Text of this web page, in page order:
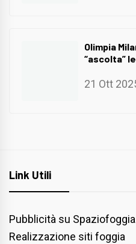
Olimpia
“ascolta”
21 Ott
Link Utili
Pubblicità su
Realizzazione siti foggia